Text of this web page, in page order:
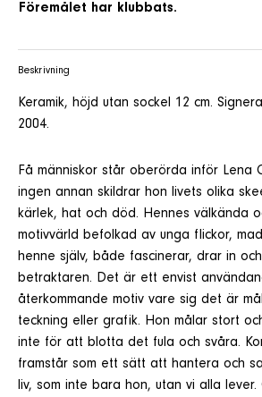
Föremålet har klubbats.
Beskrivning
Keramik, höjd utan sockel 12 cm.
2004.
Få människor står oberörda inför Lena
ingen annan skildrar hon livets olika
kärlek, hat och död. Hennes välkända
motivvärld befolkad av unga flickor,
henne själv, både fascinerar, drar in
betraktaren. Det är ett envist
återkommande motiv vare sig det är
teckning eller grafik. Hon målar stort
inte för att blotta det fula och svåra.
framstår som ett sätt att hantera och
liv, som inte bara hon, utan vi alla lever.